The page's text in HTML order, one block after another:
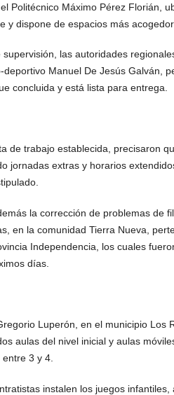
Politécnico Máximo Pérez Florián,
y dispone de espacios más
las autoridades
Manuel De Jesús Galván,
concluida y está lista para entrega.
de trabajo establecida, precisaron
jornadas extras y horarios
la corrección de problemas de
en la comunidad Tierra Nueva,
Independencia, los cuales
días.
Luperón, en el municipio Los
aulas del nivel inicial y aulas
3 y 4.
instalen los juegos